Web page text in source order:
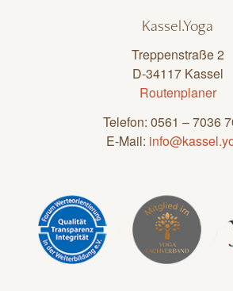
Kassel.Yoga
Treppenstraße 2
D-34117 Kassel
Routenplaner
Telefon: 0561 – 7036
E-Mail: